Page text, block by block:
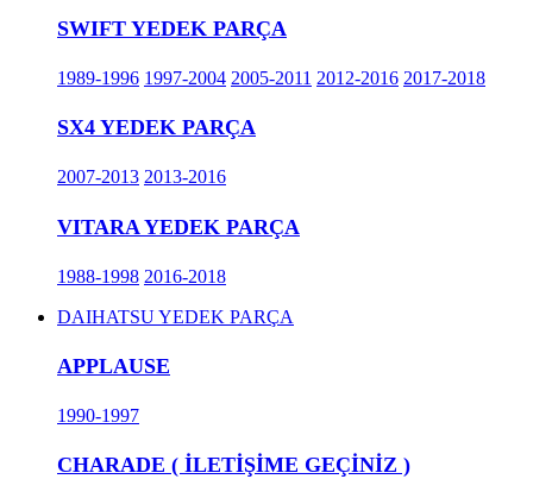
SWIFT YEDEK PARÇA
1989-1996 1997-2004 2005-2011 2012-2016 2017-2018
SX4 YEDEK PARÇA
2007-2013 2013-2016
VITARA YEDEK PARÇA
1988-1998 2016-2018
DAIHATSU YEDEK PARÇA
APPLAUSE
1990-1997
CHARADE ( İLETİŞİME GEÇİNİZ )